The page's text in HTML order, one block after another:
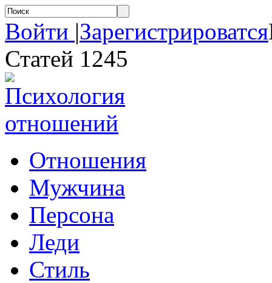
Войти |Зарегистрироватся
Статей 1245
Отношения
Мужчина
Персона
Леди
Стиль